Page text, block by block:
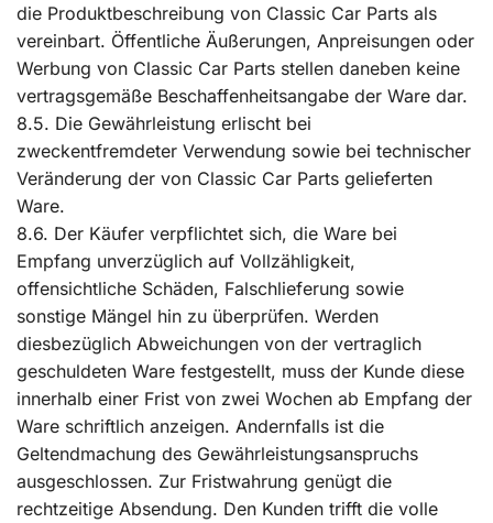
die Produktbeschreibung von Classic Car Parts als
vereinbart. Öffentliche Äußerungen, Anpreisungen oder
Werbung von Classic Car Parts stellen daneben keine
vertragsgemäße Beschaffenheitsangabe der Ware dar.
8.5. Die Gewährleistung erlischt bei
zweckentfremdeter Verwendung sowie bei technischer
Veränderung der von Classic Car Parts gelieferten
Ware.
8.6. Der Käufer verpflichtet sich, die Ware bei
Empfang unverzüglich auf Vollzähligkeit,
offensichtliche Schäden, Falschlieferung sowie
sonstige Mängel hin zu überprüfen. Werden
diesbezüglich Abweichungen von der vertraglich
geschuldeten Ware festgestellt, muss der Kunde diese
innerhalb einer Frist von zwei Wochen ab Empfang der
Ware schriftlich anzeigen. Andernfalls ist die
Geltendmachung des Gewährleistungsanspruchs
ausgeschlossen. Zur Fristwahrung genügt die
rechtzeitige Absendung. Den Kunden trifft die volle